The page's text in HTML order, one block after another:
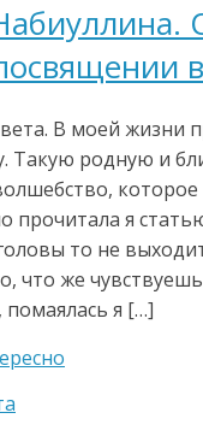
В моей жизни
Такую родную и
которое
прочитала я
то не
что же
я […]